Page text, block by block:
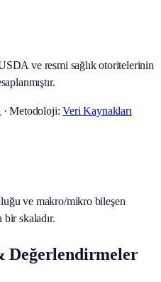
ve resmi sağlık otoritelerinin
· Metodoloji:Veri Kaynakları
ve makro/mikro bileşen
skaladır.
Değerlendirmeler